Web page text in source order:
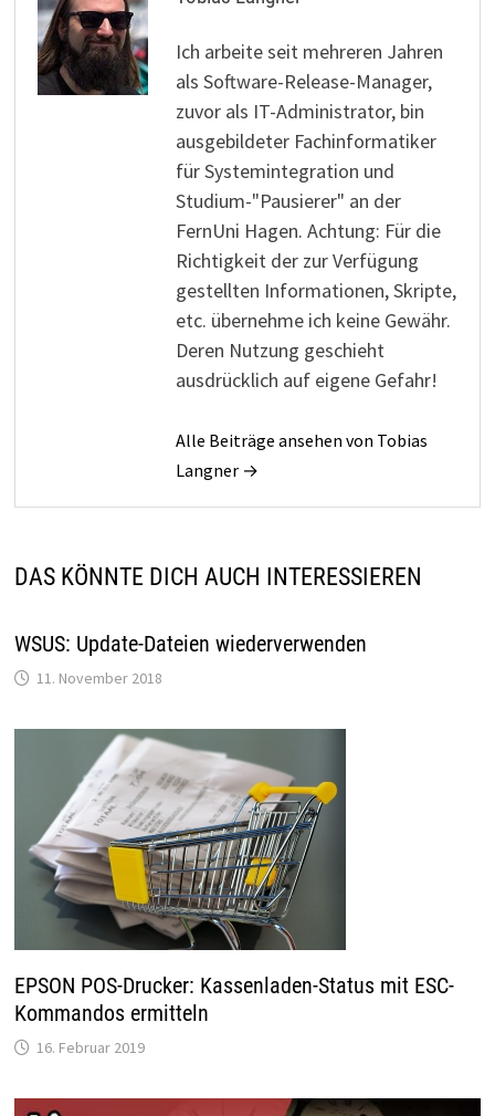
Ich arbeite seit mehreren Jahren
als Software-Release-Manager,
zuvor als IT-Administrator, bin
ausgebildeter Fachinformatiker
für Systemintegration und
Studium-"Pausierer" an der
FernUni Hagen. Achtung: Für die
Richtigkeit der zur Verfügung
gestellten Informationen, Skripte,
etc. übernehme ich keine Gewähr.
Deren Nutzung geschieht
ausdrücklich auf eigene Gefahr!
Alle Beiträge ansehen von Tobias
Langner →
DAS KÖNNTE DICH AUCH INTERESSIEREN
WSUS: Update-Dateien wiederverwenden
11. November 2018
EPSON POS-Drucker: Kassenladen-Status mit ESC-
Kommandos ermitteln
16. Februar 2019